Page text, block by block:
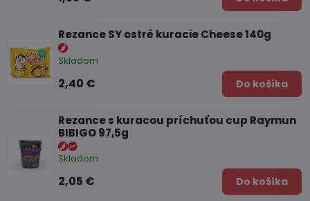
Rezance SY ostré kuracie Cheese 140g
Skladom
2,40 € Do košíka
Rezance s kuracou príchuťou cup Raymun
BIBIGO 97,5g
Skladom
2,05 € Do košíka